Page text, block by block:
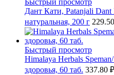
Быстрый просмотр
Дант Кати, Patanjali Dant
натуральная, 200 г
Быстрый просмотр
Himalaya Herbals
здоровья, 60 таб. 337.80 ₽